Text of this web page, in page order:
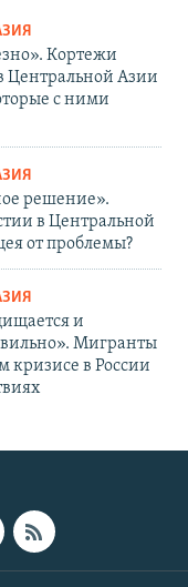
Кортежи
Центральной Азии
с ними
решение».
в Центральной
от проблемы?
и
Мигранты
кризисе в России